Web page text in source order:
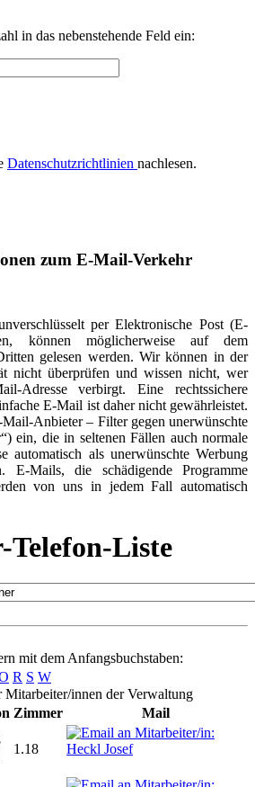
in das nebenstehende Feld ein:
Datenschutzrichtlinien nachlesen.
zum E-Mail-Verkehr
per Elektronische Post (E-
können möglicherweise auf dem
gelesen werden. Wir können in der
nicht überprüfen und wissen nicht, wer
Adresse verbirgt. Eine rechtssichere
E-Mail ist daher nicht gewährleistet.
Anbieter – Filter gegen unerwünschte
ein, die in seltenen Fällen auch normale
automatisch als unerwünschte Werbung
E-Mails, die schädigende Programme
von uns in jedem Fall automatisch
Liste
mit dem Anfangsbuchstaben:
R S W
Mitarbeiter/innen der Verwaltung
Zimmer
Mail
1.18